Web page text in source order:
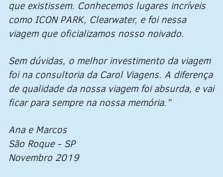
que existissem. Conhecemos lugares incríveis
como ICON PARK, Clearwater, e foi nessa
viagem que oficializamos nosso noivado.
Sem dúvidas, o melhor investimento da viagem
foi na consultoria da Carol Viagens. A diferença
de qualidade da nossa viagem foi absurda, e vai
ficar para sempre na nossa memória.”
Ana e Marcos
São Roque - SP
Novembro 2019